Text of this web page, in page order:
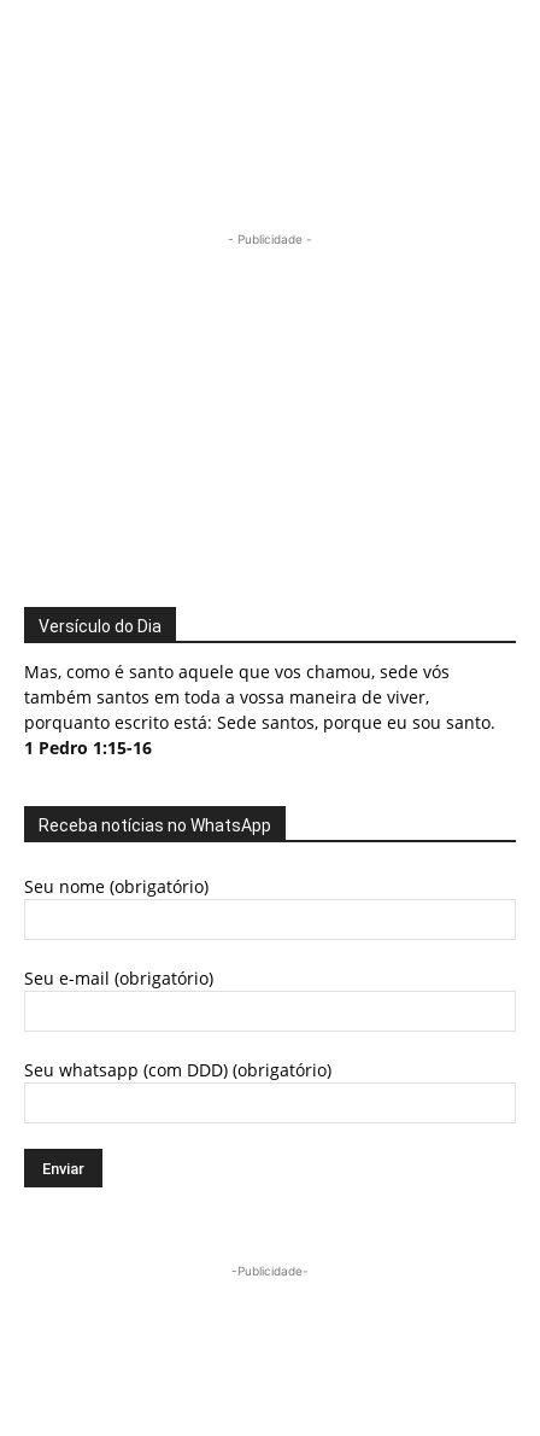
- Publicidade -
Versículo do Dia
Mas, como é santo aquele que vos chamou, sede vós
também santos em toda a vossa maneira de viver,
porquanto escrito está: Sede santos, porque eu sou santo.
1 Pedro 1:15-16
Receba notícias no WhatsApp
Seu nome (obrigatório)
Seu e-mail (obrigatório)
Seu whatsapp (com DDD) (obrigatório)
-Publicidade-